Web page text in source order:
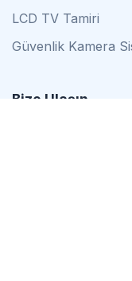
LCD TV Tamiri
Güvenlik Kamera
Bize Ulaşın